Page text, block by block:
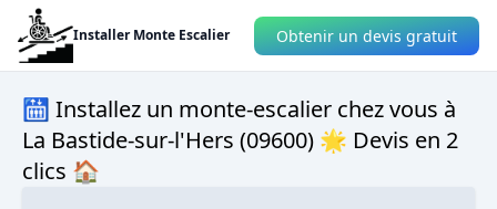
Installer Monte Escalier Obtenir un devis gratuit
🛗 Installez un monte-escalier chez vous à
La Bastide-sur-l'Hers (09600) 🌟 Devis en 2
clics 🏠